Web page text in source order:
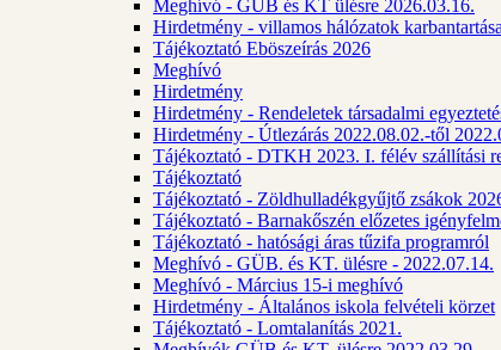
Meghívó - GÜB és KT ülésre 2026.03.16.
Hirdetmény - villamos hálózatok
Tájékoztató Eböszeírás 2026
Meghívó
Hirdetmény
Hirdetmény - Rendeletek társadalmi
Hirdetmény - Útlezárás 2022.08.02.-től
Tájékoztató - DTKH 2023. I. félév szállítási
Tájékoztató
Tájékoztató - Zöldhulladékgyűjtő zsákok
Tájékoztató - Barnakőszén előzetes
Tájékoztató - hatósági áras tűzifa programról
Meghívó - GÜB. és KT. ülésre - 2022.07.14.
Meghívó - Március 15-i meghívó
Hirdetmény - Általános iskola felvételi körzet
Tájékoztató - Lomtalanítás 2021.